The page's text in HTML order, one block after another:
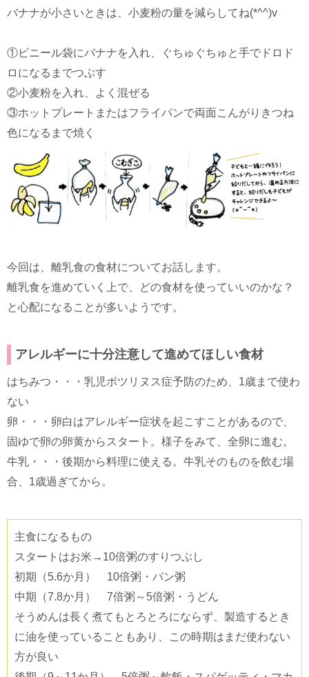
バナナが小さいときは、小麦粉の量を減らしてね(*^^)v
①ビニール袋にバナナを入れ、ぐちゅぐちゅと手でドロド
ロになるまでつぶす
②小麦粉を入れ、よく混ぜる
③ホットプレートまたはフライパンで両面こんがりきつね
色になるまで焼く
今回は、離乳食の食材についてお話します。
離乳食を進めていく上で、どの食材を使っていいのかな？
と心配になることが多いようです。
アレルギーに十分注意して進めてほしい食材
はちみつ・・・乳児ボツリヌス症予防のため、1歳まで使わ
ない
卵・・・卵白はアレルギー症状を起こすことがあるので、
固ゆで卵の卵黄からスタート。様子をみて、全卵に進む。
牛乳・・・後期から料理に使える。牛乳そのものを飲む場
合、1歳過ぎてから。
主食になるもの
スタートはお米→10倍粥のすりつぶし
初期（5.6か月） 10倍粥・パン粥
中期（7.8か月） 7倍粥～5倍粥・うどん
そうめんは長く煮てもとろとろにならず、製造するとき
に油を使っていることもあり、この時期はまだ使わない
方が良い